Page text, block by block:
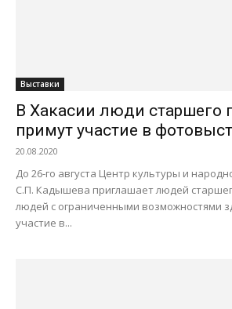
Выставки
В Хакасии люди старшего
примут участие в
20.08.2020
До 26-го августа Центр культуры и
С.П. Кадышева приглашает людей
людей с ограниченными возможностями
участие в...